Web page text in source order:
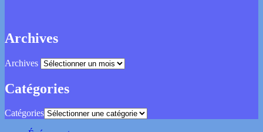
Archives
Archives
Catégories
Catégories